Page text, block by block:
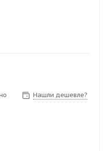
Нашли дешевле?